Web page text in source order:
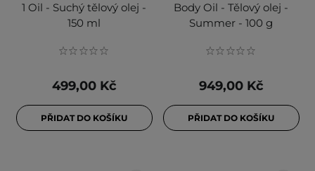
1 Oil - Suchý tělový olej -
150 ml
499,00 Kč
PŘIDAT DO KOŠÍKU
Body Oil - Tělový olej -
Summer - 100 g
949,00 Kč
PŘIDAT DO KOŠÍKU